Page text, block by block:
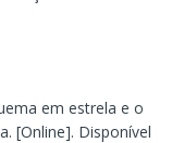
em estrela e o
[Online]. Disponível